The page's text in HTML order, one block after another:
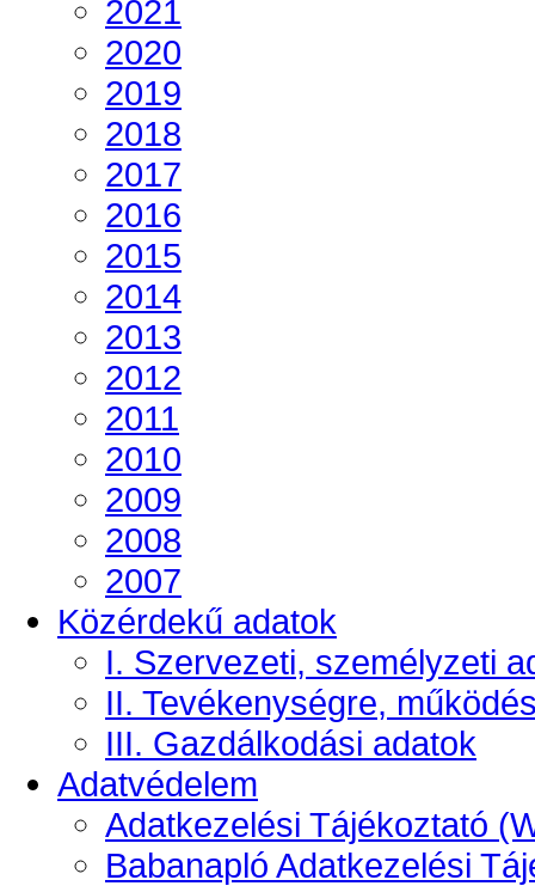
2021
2020
2019
2018
2017
2016
2015
2014
2013
2012
2011
2010
2009
2008
2007
Közérdekű adatok
I. Szervezeti, személyzeti
II. Tevékenységre,
III. Gazdálkodási adatok
Adatvédelem
Adatkezelési Tájékoztató
Babanapló Adatkezelési